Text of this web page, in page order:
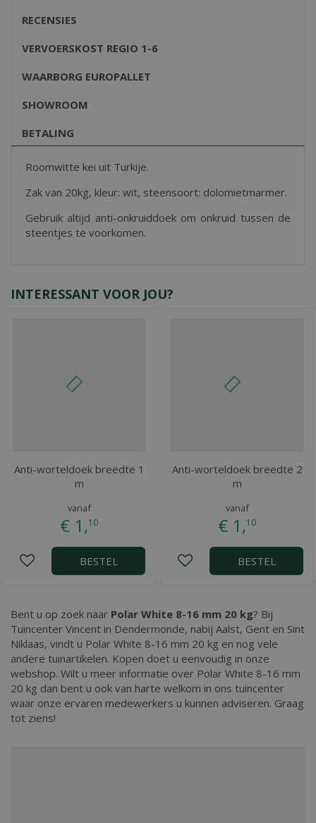
RECENSIES
VERVOERSKOST REGIO 1-6
WAARBORG EUROPALLET
SHOWROOM
BETALING
Roomwitte kei uit Turkije.
Zak van 20kg, kleur: wit, steensoort: dolomietmarmer.
Gebruik altijd anti-onkruiddoek om onkruid tussen de
steentjes te voorkomen.
INTERESSANT VOOR JOU?
Anti-worteldoek breedte 1
m
vanaf
€ 1,10
BESTEL
Anti-worteldoek breedte 2
m
vanaf
€ 1,10
BESTEL
Bent u op zoek naar Polar White 8-16 mm 20 kg? Bij
Tuincenter Vincent in Dendermonde, nabij Aalst, Gent en Sint
Niklaas, vindt u Polar White 8-16 mm 20 kg en nog vele
andere tuinartikelen. Kopen doet u eenvoudig in onze
webshop. Wilt u meer informatie over Polar White 8-16 mm
20 kg dan bent u ook van harte welkom in ons tuincenter
waar onze ervaren medewerkers u kunnen adviseren. Graag
tot ziens!